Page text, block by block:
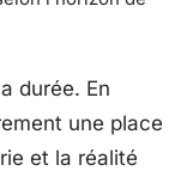
durée. En
une place
et la réalité